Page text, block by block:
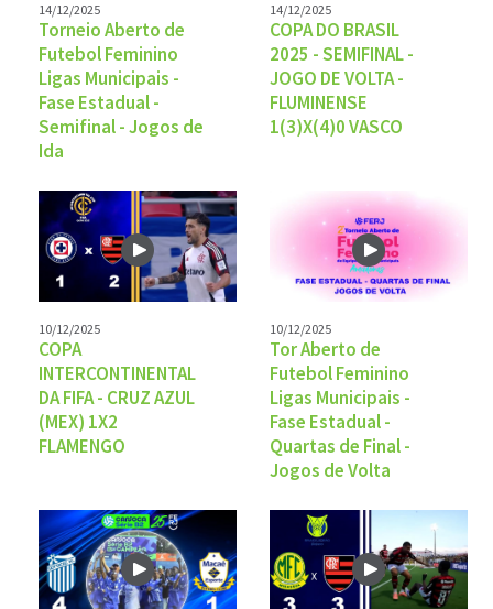
14/12/2025
Torneio Aberto de
Futebol Feminino
Ligas Municipais -
Fase Estadual -
Semifinal - Jogos de
Ida
14/12/2025
COPA DO BRASIL
2025 - SEMIFINAL -
JOGO DE VOLTA -
FLUMINENSE
1(3)X(4)0 VASCO
10/12/2025
COPA
INTERCONTINENTAL
DA FIFA - CRUZ AZUL
(MEX) 1X2
FLAMENGO
10/12/2025
Tor Aberto de
Futebol Feminino
Ligas Municipais -
Fase Estadual -
Quartas de Final -
Jogos de Volta